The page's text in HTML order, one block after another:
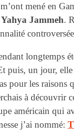
mené en
Yahya Jammeh.
longtemps
puis, un jour, elle
pour les raisons
à découvrir
américain qui
j’ai nommé: